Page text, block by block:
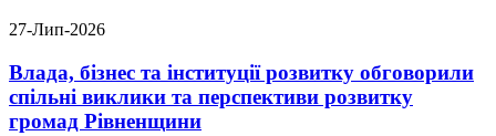
27-Лип-2026
Влада, бізнес та інституції розвитку обговорили
спільні виклики та перспективи розвитку
громад Рівненщини